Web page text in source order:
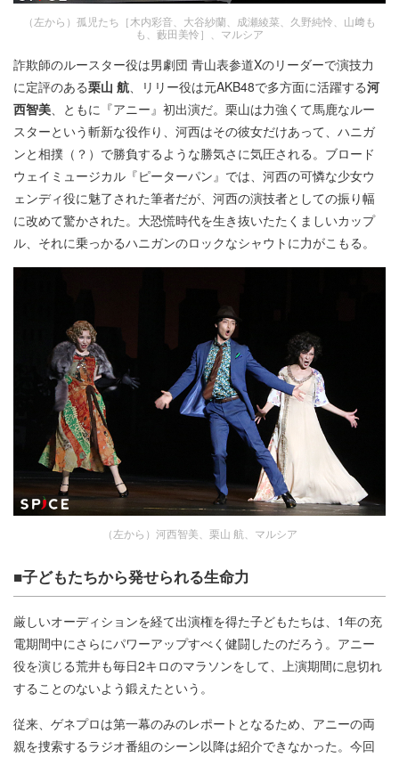
（左から）孤児たち［木内彩音、大谷紗蘭、成瀬綾菜、久野純怜、山﨑も
も、藪田美怜］、マルシア
詐欺師のルースター役は男劇団 青山表参道Xのリーダーで演技力
に定評のある栗山 航、リリー役は元AKB48で多方面に活躍する河
西智美、ともに『アニー』初出演だ。栗山は力強くて馬鹿なルー
スターという斬新な役作り、河西はその彼女だけあって、ハニガ
ンと相撲（？）で勝負するような勝気さに気圧される。ブロード
ウェイミュージカル『ピーターパン』では、河西の可憐な少女ウ
ェンディ役に魅了された筆者だが、河西の演技者としての振り幅
に改めて驚かされた。大恐慌時代を生き抜いたたくましいカップ
ル、それに乗っかるハニガンのロックなシャウトに力がこもる。
（左から）河西智美、栗山 航、マルシア
■子どもたちから発せられる生命力
厳しいオーディションを経て出演権を得た子どもたちは、1年の充
電期間中にさらにパワーアップすべく健闘したのだろう。アニー
役を演じる荒井も毎日2キロのマラソンをして、上演期間に息切れ
することのないよう鍛えたという。
従来、ゲネプロは第一幕のみのレポートとなるため、アニーの両
親を捜索するラジオ番組のシーン以降は紹介できなかった。今回